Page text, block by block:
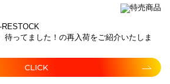
RESTOCK
待ってました！の再入荷をご紹介いたしま
CLICK